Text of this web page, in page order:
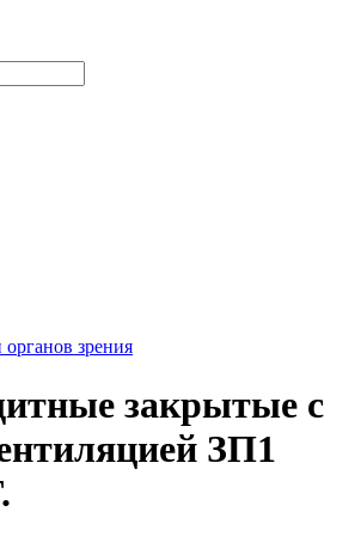
зрения
закрытые с
ЗП1